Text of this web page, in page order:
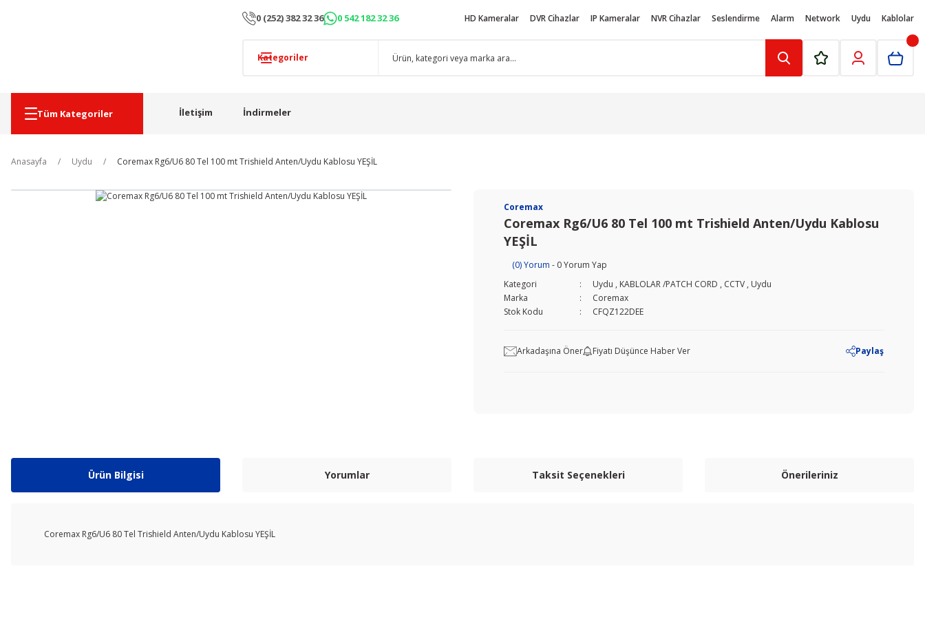
0 (252) 382 32 36 0 542 182 32 36 HD Kameralar DVR Cihazlar IP Kameralar NVR Cihazlar Seslendirme Alarm Network Uydu Kablolar
Tüm Kategoriler İletişim İndirmeler
Anasayfa Uydu Coremax Rg6/U6 80 Tel 100 mt Trishield Anten/Uydu Kablosu YEŞİL
Coremax
Coremax Rg6/U6 80 Tel 100 mt Trishield Anten/Uydu Kablosu
YEŞİL
(0) Yorum - 0 Yorum Yap
Kategori
Uydu , KABLOLAR /PATCH CORD , CCTV , Uydu
Marka
Coremax
Stok Kodu
CFQZ122DEE
Arkadaşına Öner Fiyatı Düşünce Haber Ver Paylaş
Ürün Bilgisi Yorumlar Taksit Seçenekleri Önerileriniz
Coremax Rg6/U6 80 Tel Trishield Anten/Uydu Kablosu YEŞİL